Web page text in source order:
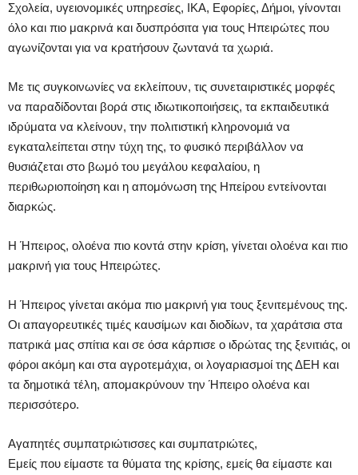
Σχολεία, υγειονομικές υπηρεσίες, ΙΚΑ, Εφορίες, Δήμοι, γίνονται
όλο και πιο μακρινά και δυσπρόσιτα για τους Ηπειρώτες που
αγωνίζονται για να κρατήσουν ζωντανά τα χωριά.
Με τις συγκοινωνίες να εκλείπουν, τις συνεταιριστικές μορφές
να παραδίδονται βορά στις ιδιωτικοποιήσεις, τα εκπαιδευτικά
ιδρύματα να κλείνουν, την πολιτιστική κληρονομιά να
εγκαταλείπεται στην τύχη της, το φυσικό περιβάλλον να
θυσιάζεται στο βωμό του μεγάλου κεφαλαίου, η
περιθωριοποίηση και η απομόνωση της Ηπείρου εντείνονται
διαρκώς.
Η Ήπειρος, ολοένα πιο κοντά στην κρίση, γίνεται ολοένα και πιο
μακρινή για τους Ηπειρώτες.
Η Ήπειρος γίνεται ακόμα πιο μακρινή για τους ξενιτεμένους της.
Οι απαγορευτικές τιμές καυσίμων και διοδίων, τα χαράτσια στα
πατρικά μας σπίτια και σε όσα κάρπισε ο ιδρώτας της ξενιτιάς, οι
φόροι ακόμη και στα αγροτεμάχια, οι λογαριασμοί της ΔΕΗ και
τα δημοτικά τέλη, απομακρύνουν την Ήπειρο ολοένα και
περισσότερο.
Αγαπητές συμπατριώτισσες και συμπατριώτες,
Εμείς που είμαστε τα θύματα της κρίσης, εμείς θα είμαστε και